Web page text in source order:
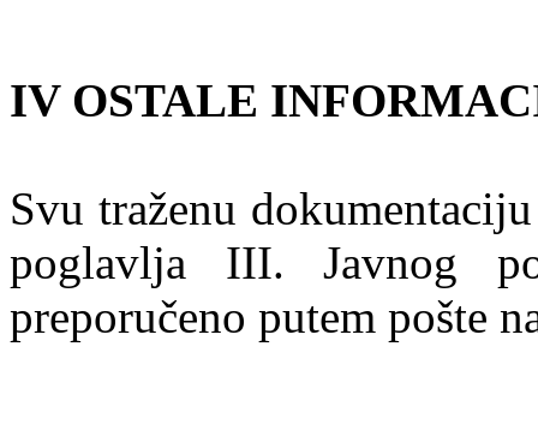
IV OSTALE
Svu traženu
poglavlja III. Javnog
preporučeno putem pošte